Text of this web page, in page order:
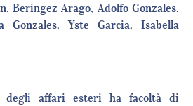
Beringez Arago, Adolfo Gonzales,
Gonzales, Yste Garcia, Isabella
degli affari esteri ha facoltà di